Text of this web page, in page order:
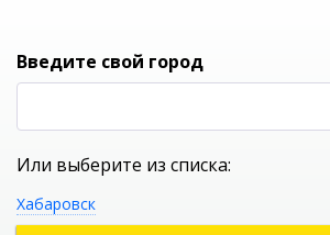
УНИВЕРСАЛЬНЫЙ ИНТЕРНЕТ МАГАЗИН
Введите свой город
Или выберите из списка:
Хабаровск